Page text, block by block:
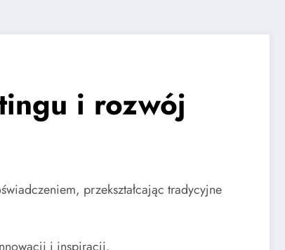
i rozwój
przekształcając tradycyjne